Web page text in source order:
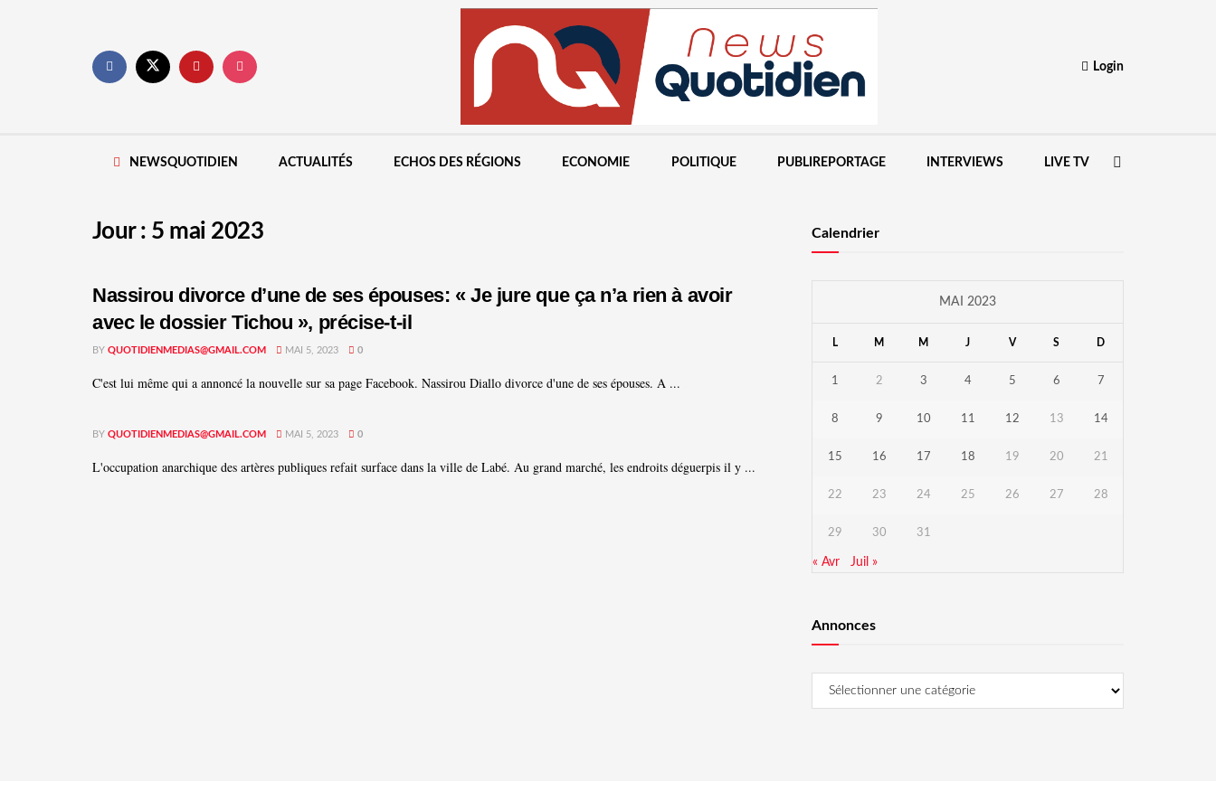
Login
NEWSQUOTIDIEN ACTUALITÉS ECHOS DES RÉGIONS ECONOMIE POLITIQUE PUBLIREPORTAGE INTERVIEWS LIVE TV
Jour : 5 mai 2023
Nassirou divorce d’une de ses épouses: « Je jure que ça n’a rien à avoir
avec le dossier Tichou », précise-t-il
BY QUOTIDIENMEDIAS@GMAIL.COM MAI 5, 2023 0
C'est lui même qui a annoncé la nouvelle sur sa page Facebook. Nassirou Diallo divorce d'une de ses épouses. A ...
BY QUOTIDIENMEDIAS@GMAIL.COM MAI 5, 2023 0
L'occupation anarchique des artères publiques refait surface dans la ville de Labé. Au grand marché, les endroits déguerpis il y ...
Calendrier
MAI 2023
L M M J V S D
1 2 3 4 5 6 7
8 9 10 11 12 13 14
15 16 17 18 19 20 21
22 23 24 25 26 27 28
29 30 31
« Avr Juil »
Annonces